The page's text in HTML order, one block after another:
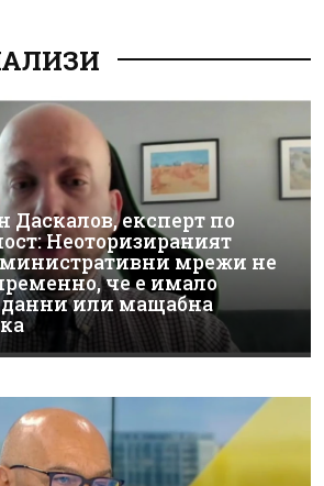
Даскалов, експерт по
Неоторизираният
мрежи не
че е имало
данни или мащабна